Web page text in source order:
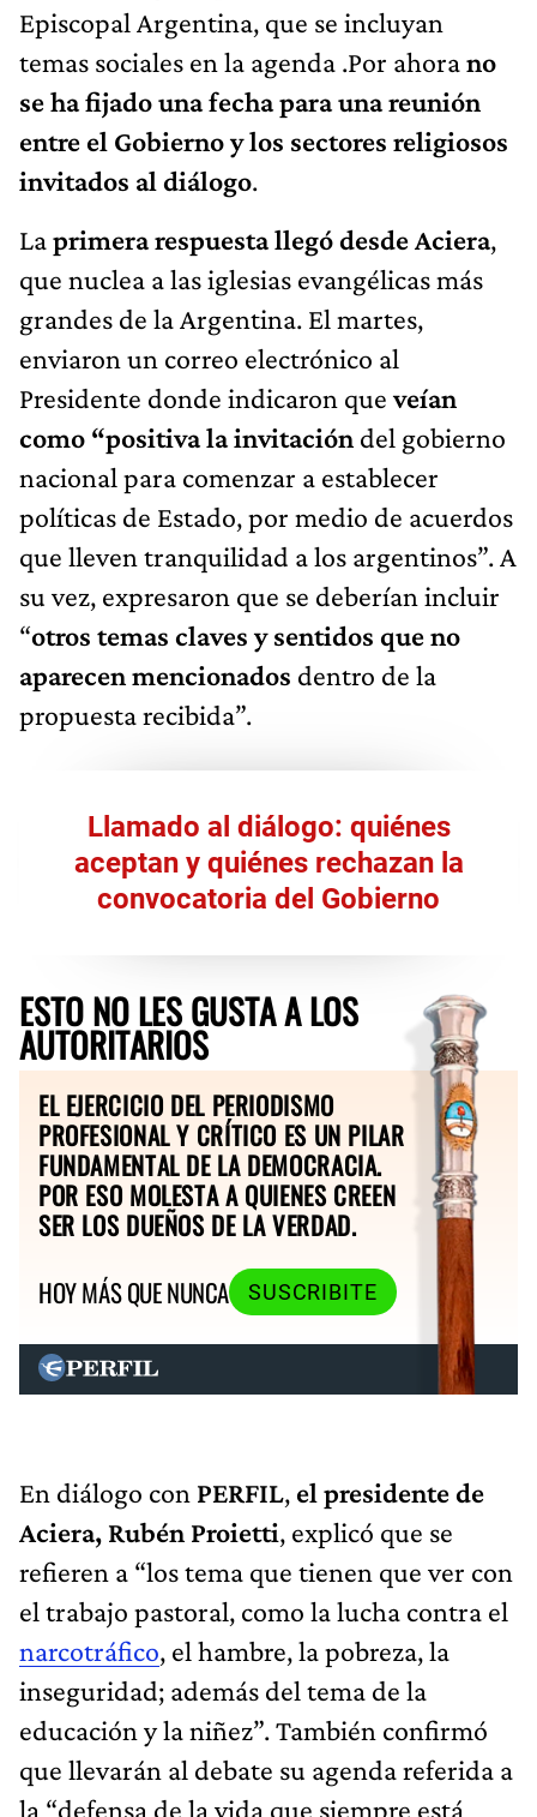
Episcopal Argentina, que se incluyan
temas sociales en la agenda .Por ahorano
se ha fijado una fecha para una reunión
entre el Gobierno y los sectores religiosos
invitados al diálogo.
Laprimera respuesta llegó desde Aciera,
que nuclea a las iglesias evangélicas más
grandes de la Argentina. El martes,
enviaron un correo electrónico al
Presidente donde indicaron queveían
como “positiva la invitación del gobierno
nacional para comenzar a establecer
políticas de Estado, por medio de acuerdos
que lleven tranquilidad a los argentinos”. A
su vez, expresaron que se deberían incluir
“otros temas claves y sentidos que no
aparecen mencionados dentro de la
propuesta recibida”.
Llamado al diálogo: quiénes
aceptan y quiénes rechazan la
convocatoria del Gobierno
ESTO NO LES GUSTA A LOS
AUTORITARIOS
EL EJERCICIO DEL PERIODISMO
PROFESIONAL Y CRÍTICO ES UN PILAR
FUNDAMENTAL DE LA DEMOCRACIA.
POR ESO MOLESTA A QUIENES CREEN
SER LOS DUEÑOS DE LA VERDAD.
HOY MÁS QUE NUNCA
SUSCRIBITE
En diálogo con PERFIL, el presidente de
Aciera, Rubén Proietti, explicó que se
refieren a “los tema que tienen que ver con
el trabajo pastoral, como la lucha contra el
narcotráfico, el hambre, la pobreza, la
inseguridad; además del tema de la
educación y la niñez”. También confirmó
que llevarán al debate su agenda referida a
la “defensa de la vida que siempre está